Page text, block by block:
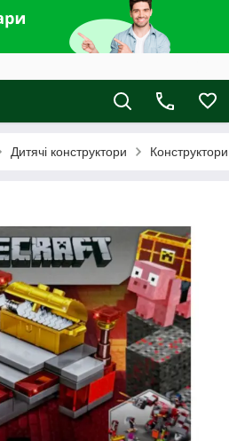
Дитячі конструктори